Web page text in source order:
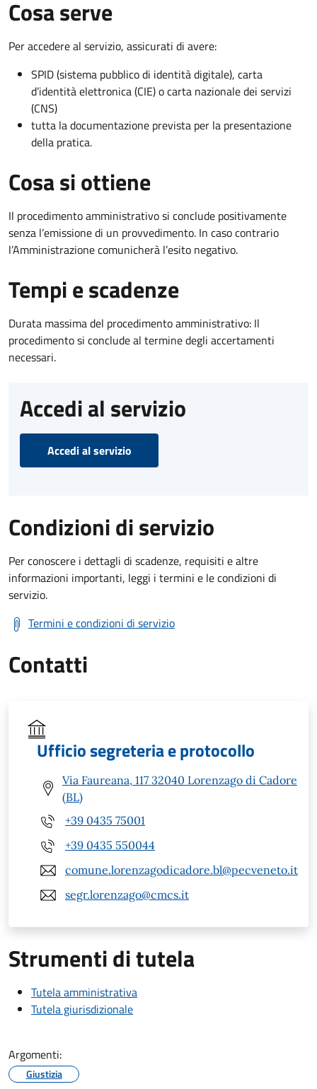
Cosa serve
Per accedere al servizio, assicurati di avere:
SPID (sistema pubblico di identità digitale), carta
d’identità elettronica (CIE) o carta nazionale dei servizi
(CNS)
tutta la documentazione prevista per la presentazione
della pratica.
Cosa si ottiene
Il procedimento amministrativo si conclude positivamente
senza l’emissione di un provvedimento. In caso contrario
l’Amministrazione comunicherà l’esito negativo.
Tempi e scadenze
Durata massima del procedimento amministrativo: Il
procedimento si conclude al termine degli accertamenti
necessari.
Accedi al servizio
Accedi al servizio
Condizioni di servizio
Per conoscere i dettagli di scadenze, requisiti e altre
informazioni importanti, leggi i termini e le condizioni di
servizio.
Termini e condizioni di servizio
Contatti
Ufficio segreteria e protocollo
Via Faureana, 117 32040 Lorenzago di Cadore
(BL)
+39 0435 75001
+39 0435 550044
comune.lorenzagodicadore.bl@pecveneto.it
segr.lorenzago@cmcs.it
Strumenti di tutela
Tutela amministrativa
Tutela giurisdizionale
Argomenti:
Giustizia